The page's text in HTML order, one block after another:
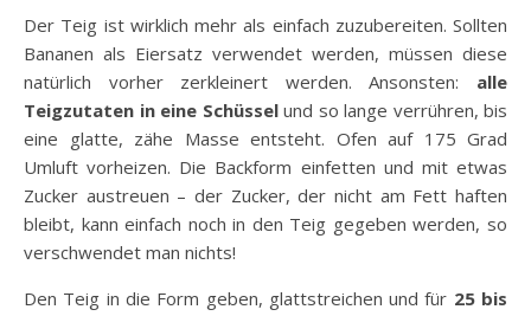
Der Teig ist wirklich mehr als einfach zuzubereiten. Sollten
Bananen als Eiersatz verwendet werden, müssen diese
natürlich vorher zerkleinert werden. Ansonsten: alle
Teigzutaten in eine Schüsselund so lange verrühren, bis
eine glatte, zähe Masse entsteht. Ofen auf 175 Grad
Umluft vorheizen. Die Backform einfetten und mit etwas
Zucker austreuen – der Zucker, der nicht am Fett haften
bleibt, kann einfach noch in den Teig gegeben werden, so
verschwendet man nichts!
Den Teig in die Form geben, glattstreichen und für 25 bis